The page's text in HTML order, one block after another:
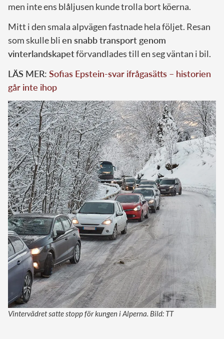
men inte ens blåljusen kunde trolla bort köerna.
Mitt i den smala alpvägen fastnade hela följet. Resan
som skulle blien snabb transport genom
vinterlandskapetförvandlades till en seg väntan i bil.
LÄS MER: Sofias Epstein-svar ifrågasätts – historien
går inte ihop
Vintervädret satte stopp för kungen i Alperna. Bild: TT